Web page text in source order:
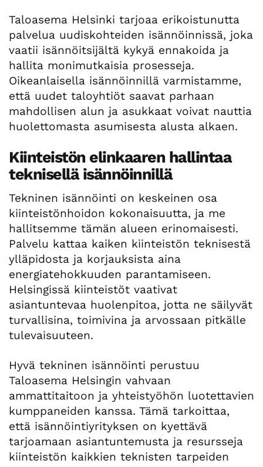
Taloasema Helsinki tarjoaa erikoistunutta
palvelua uudiskohteiden isännöinnissä, joka
vaatii isännöitsijältä kykyä ennakoida ja
hallita monimutkaisia prosesseja.
Oikeanlaisella isännöinnillä varmistamme,
että uudet taloyhtiöt saavat parhaan
mahdollisen alun ja asukkaat voivat nauttia
huolettomasta asumisesta alusta alkaen.
Kiinteistön elinkaaren hallintaa
teknisellä isännöinnillä
Tekninen isännöinti on keskeinen osa
kiinteistönhoidon kokonaisuutta, ja me
hallitsemme tämän alueen erinomaisesti.
Palvelu kattaa kaiken kiinteistön teknisestä
ylläpidosta ja korjauksista aina
energiatehokkuuden parantamiseen.
Helsingissä kiinteistöt vaativat
asiantuntevaa huolenpitoa, jotta ne säilyvät
turvallisina, toimivina ja arvossaan pitkälle
tulevaisuuteen.
Hyvä tekninen isännöinti perustuu
Taloasema Helsingin vahvaan
ammattitaitoon ja yhteistyöhön luotettavien
kumppaneiden kanssa. Tämä tarkoittaa,
että isännöintiyrityksen on kyettävä
tarjoamaan asiantuntemusta ja resursseja
kiinteistön kaikkien teknisten tarpeiden